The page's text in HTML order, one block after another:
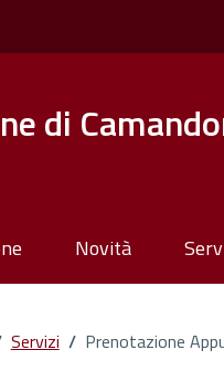
di
Novità
Servizi / Prenotazione